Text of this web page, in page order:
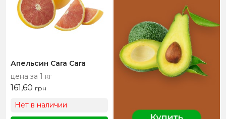
Апельсин Cara Cara
цена за 1 кг
161,60 грн
Нет в наличии